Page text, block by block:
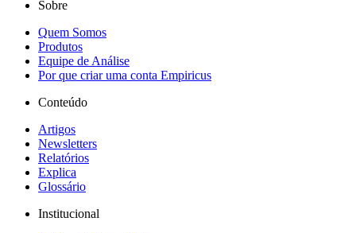
Sobre
Quem Somos
Produtos
Equipe de Análise
Por que criar uma conta Empiricus
Conteúdo
Artigos
Newsletters
Relatórios
Explica
Glossário
Institucional